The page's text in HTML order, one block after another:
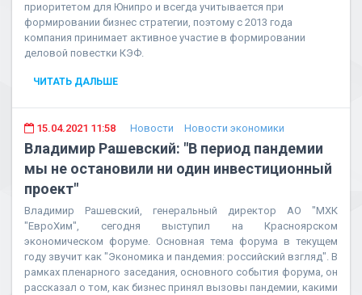
приоритетом для Юнипро и всегда учитывается при
формировании бизнес стратегии, поэтому с 2013 года
компания принимает активное участие в формировании
деловой повестки КЭФ.
ЧИТАТЬ ДАЛЬШЕ
15.04.2021 11:58 Новости Новости экономики
Владимир Рашевский: "В период пандемии
мы не остановили ни один инвестиционный
проект"
Владимир Рашевский, генеральный директор АО "МХК
"ЕвроХим", сегодня выступил на Красноярском
экономическом форуме. Основная тема форума в текущем
году звучит как "Экономика и пандемия: российский взгляд". В
рамках пленарного заседания, основного события форума, он
рассказал о том, как бизнес принял вызовы пандемии, какими